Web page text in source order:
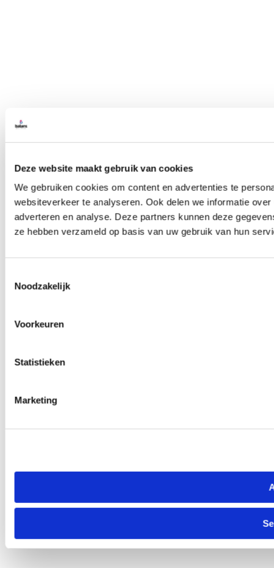
Deze website maakt gebruik van cookies
We gebruiken cookies om content en advertenties te
websiteverkeer te analyseren. Ook delen we informatie
adverteren en analyse. Deze partners kunnen deze
ze hebben verzameld op basis van uw gebruik van hun
Noodzakelijk
Voorkeuren
Statistieken
Marketing